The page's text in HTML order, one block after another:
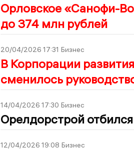
Орловское «Санофи-
до 374 млн рублей
20/04/2026 17:31 Бизнес
В Корпорации
сменилось
14/04/2026 17:30 Бизнес
Орелдорстрой отбился
12/04/2026 19:08 Бизнес